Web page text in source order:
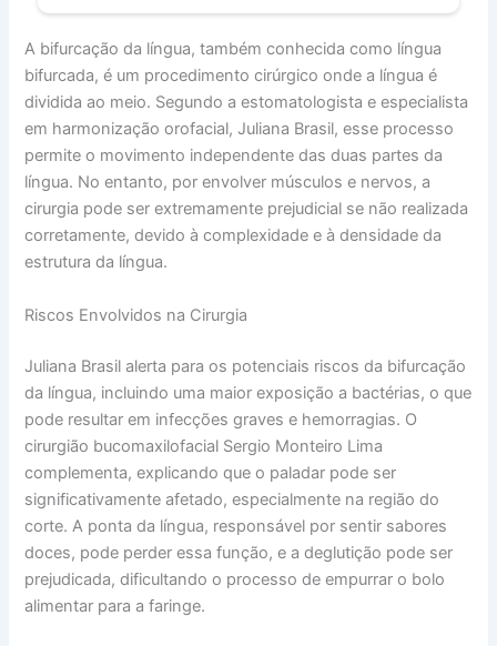
A bifurcação da língua, também conhecida como língua
bifurcada, é um procedimento cirúrgico onde a língua é
dividida ao meio. Segundo a estomatologista e especialista
em harmonização orofacial, Juliana Brasil, esse processo
permite o movimento independente das duas partes da
língua. No entanto, por envolver músculos e nervos, a
cirurgia pode ser extremamente prejudicial se não realizada
corretamente, devido à complexidade e à densidade da
estrutura da língua.
Riscos Envolvidos na Cirurgia
Juliana Brasil alerta para os potenciais riscos da bifurcação
da língua, incluindo uma maior exposição a bactérias, o que
pode resultar em infecções graves e hemorragias. O
cirurgião bucomaxilofacial Sergio Monteiro Lima
complementa, explicando que o paladar pode ser
significativamente afetado, especialmente na região do
corte. A ponta da língua, responsável por sentir sabores
doces, pode perder essa função, e a deglutição pode ser
prejudicada, dificultando o processo de empurrar o bolo
alimentar para a faringe.